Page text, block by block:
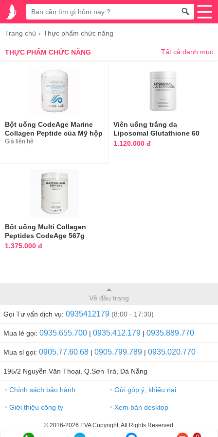
Trang chủ Thực phẩm chức năng
THỰC PHẨM CHỨC NĂNG Tất cả danh mục
Bột uống CodeAge Marine
Collagen Peptide của Mỹ hộp
450g
Giá liên hệ
Viên uống trắng da
Liposomal Glutathione 60
viên của Mỹ
1.120.000 đ
Bột uống Multi Collagen
Peptides CodeAge 567g
chính hãng Mỹ
1.375.000 đ
Về đầu trang
Gọi Tư vấn dịch vụ: 0935412179 (8:00 - 17:30)
Mua lẻ gọi: 0935.655.700 | 0935.412.179 | 0935.889.770
Mua sỉ gọi: 0905.77.60.68 | 0905.799.789 | 0935.020.770
195/2 Nguyễn Văn Thoại, Q.Sơn Trà, Đà Nẵng
● Chính sách bảo hành ● Gửi góp ý, khiếu nại
● Giới thiệu công ty ● Xem bản desktop
© 2016-2026 EVA Copyright, All Rights Reserved.